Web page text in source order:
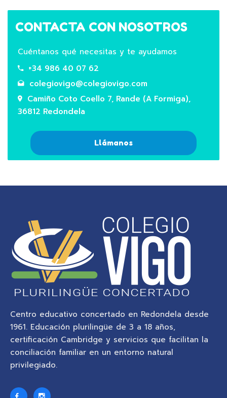
CONTACTA CON NOSOTROS
Cuéntanos qué necesitas y te ayudamos
+34 986 40 07 62
colegiovigo@colegiovigo.com
Camiño Coto Coello 7, Rande (A Formiga),
36812 Redondela
Llámanos
Centro educativo concertado en Redondela desde
1961. Educación plurilingüe de 3 a 18 años,
certificación Cambridge y servicios que facilitan la
conciliación familiar en un entorno natural
privilegiado.